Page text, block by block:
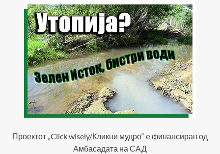
Проектот „Click wisely/Кликни мудро“ е финансиран од
Амбасадата на САД